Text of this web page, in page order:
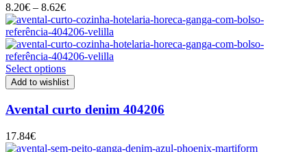
8.20€ – 8.62€Price
range:
8.20€
through
8.62€
Select options
Add to wishlist
Avental curto denim 404206
17.84€